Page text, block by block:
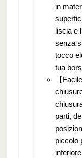
in
liscia e
senza
tocco
tua
【
parti,
piccolo